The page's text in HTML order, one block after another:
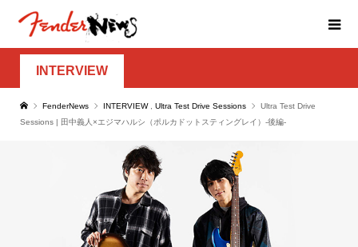
INTERVIEW
FenderNews INTERVIEW Ultra Test Drive Sessions
Ultra Test Drive
Sessions | 田中義人×エジマハルシ（ポルカドットスティングレイ）-後編-